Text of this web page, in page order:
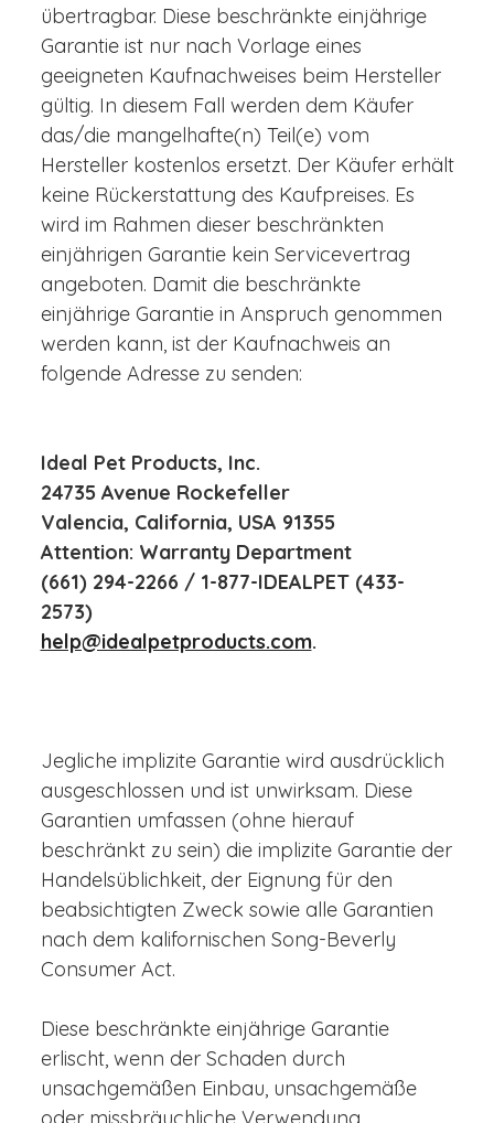
übertragbar. Diese beschränkte einjährige
Garantie ist nur nach Vorlage eines
geeigneten Kaufnachweises beim Hersteller
gültig. In diesem Fall werden dem Käufer
das/die mangelhafte(n) Teil(e) vom
Hersteller kostenlos ersetzt. Der Käufer erhält
keine Rückerstattung des Kaufpreises. Es
wird im Rahmen dieser beschränkten
einjährigen Garantie kein Servicevertrag
angeboten. Damit die beschränkte
einjährige Garantie in Anspruch genommen
werden kann, ist der Kaufnachweis an
folgende Adresse zu senden:
Ideal Pet Products, Inc.
24735 Avenue Rockefeller
Valencia, California, USA 91355
Attention: Warranty Department
(661) 294-2266 / 1-877-IDEALPET (433-
2573)
help@idealpetproducts.com.
Jegliche implizite Garantie wird ausdrücklich
ausgeschlossen und ist unwirksam. Diese
Garantien umfassen (ohne hierauf
beschränkt zu sein) die implizite Garantie der
Handelsüblichkeit, der Eignung für den
beabsichtigten Zweck sowie alle Garantien
nach dem kalifornischen Song-Beverly
Consumer Act.
Diese beschränkte einjährige Garantie
erlischt, wenn der Schaden durch
unsachgemäßen Einbau, unsachgemäße